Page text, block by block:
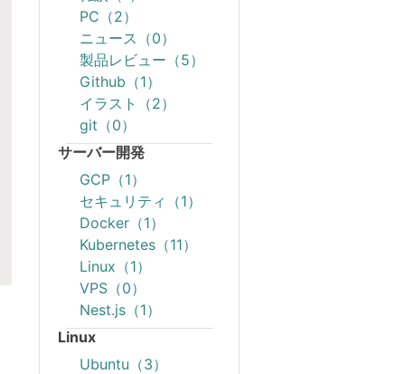
PC（2）
ニュース（0）
製品レビュー（5）
Github（1）
イラスト（2）
git（0）
サーバー開発
GCP（1）
セキュリティ（1）
Docker（1）
Kubernetes（11）
Linux（1）
VPS（0）
Nest.js（1）
Linux
Ubuntu（3）